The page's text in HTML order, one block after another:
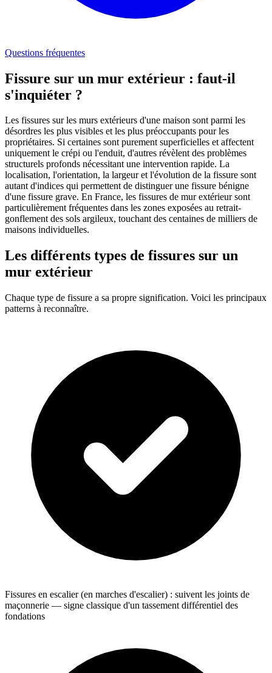
Questions fréquentes
Fissure sur un mur extérieur : faut-il
s'inquiéter ?
Les fissures sur les murs extérieurs d'une maison sont parmi les
désordres les plus visibles et les plus préoccupants pour les
propriétaires. Si certaines sont purement superficielles et affectent
uniquement le crépi ou l'enduit, d'autres révèlent des problèmes
structurels profonds nécessitant une intervention rapide. La
localisation, l'orientation, la largeur et l'évolution de la fissure sont
autant d'indices qui permettent de distinguer une fissure bénigne
d'une fissure grave. En France, les fissures de mur extérieur sont
particulièrement fréquentes dans les zones exposées au retrait-
gonflement des sols argileux, touchant des centaines de milliers de
maisons individuelles.
Les différents types de fissures sur un
mur extérieur
Chaque type de fissure a sa propre signification. Voici les principaux
patterns à reconnaître.
Fissures en escalier (en marches d'escalier) : suivent les joints de
maçonnerie — signe classique d'un tassement différentiel des
fondations